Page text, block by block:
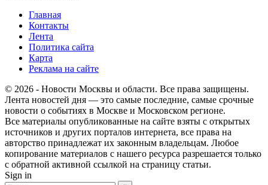
Главная
Контакты
Лента
Политика сайта
Карта
Реклама на сайте
© 2026 - Новости Москвы и области. Все права защищены.
Лента новостей дня — это самые последние, самые срочные
новости о событиях в Москве и Московском регионе.
Все материалы опубликованные на сайте взяты с открытых
источников и других порталов интернета, все права на
авторство принадлежат их законным владельцам. Любое
копирование материалов с нашего ресурса разрешается только
с обратной активной ссылкой на страницу статьи.
Sign in